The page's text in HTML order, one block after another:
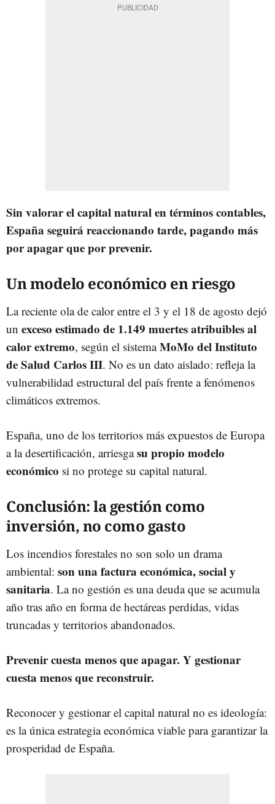
Sin valorar el capital natural en términos contables,
España seguirá reaccionando tarde, pagando más
por apagar que por prevenir.
Un modelo económico en riesgo
La reciente ola de calor entre el 3 y el 18 de agosto dejó
un exceso estimado de 1.149 muertes atribuibles al
calor extremo, según el sistemaMoMo del Instituto
de Salud Carlos III. No es un dato aislado: refleja la
vulnerabilidad estructural del país frente a fenómenos
climáticos extremos.
España, uno de los territorios más expuestos de Europa
a la desertificación, arriesgasu propio modelo
económico si no protege su capital natural.
Conclusión: la gestión como
inversión, no como gasto
Los incendios forestales no son solo un drama
ambiental: son una factura económica, social y
sanitaria. La no gestión es una deuda que se acumula
año tras año en forma de hectáreas perdidas, vidas
truncadas y territorios abandonados.
Prevenir cuesta menos que apagar. Y gestionar
cuesta menos que reconstruir.
Reconocer y gestionar el capital natural no es ideología:
es la única estrategia económica viable para garantizar la
prosperidad de España.